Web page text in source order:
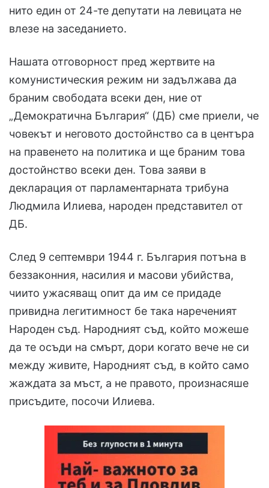
нито един от 24-те депутати на левицата не
влезе на заседанието.
Нашата отговорност пред жертвите на
комунистическия режим ни задължава да
браним свободата всеки ден, ние от
„Демократична България“ (ДБ) сме приели, че
човекът и неговото достойнство са в центъра
на правенето на политика и ще браним това
достойнство всеки ден. Това заяви в
декларация от парламентарната трибуна
Людмила Илиева, народен представител от
ДБ.
След 9 септември 1944 г. България потъна в
беззаконния, насилия и масови убийства,
чиито ужасяващ опит да им се придаде
привидна легитимност бе така нареченият
Народен съд. Народният съд, който можеше
да те осъди на смърт, дори когато вече не си
между живите, Народният съд, в който само
жаждата за мъст, а не правото, произнасяше
присъдите, посочи Илиева.